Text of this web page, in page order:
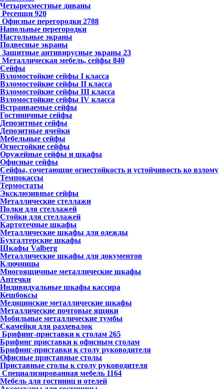
Четырехместные диваны
Ресепшн 920
Офисные перегородки 2788
Напольные перегородки
Настольные экраны
Подвесные экраны
Защитные антивирусные экраны 23
Металлическая мебель, сейфы 840
Сейфы
Взломостойкие сейфы I класса
Взломостойкие сейфы II класса
Взломостойкие сейфы III класса
Взломостойкие сейфы IV класса
Встраиваемые сейфы
Гостиничные сейфы
Депозитные сейфы
Депозитные ячейки
Мебельные сейфы
Огнестойкие сейфы
Оружейные сейфы и шкафы
Офисные сейфы
Сейфы, сочетающие огнестойкость и устойчивость ко взлому
Темпокассы
Термостаты
Эксклюзивные сейфы
Металлические стеллажи
Полки для стеллажей
Стойки для стеллажей
Картотечные шкафы
Металлические шкафы для одежды
Бухгалтерские шкафы
Шкафы Valberg
Металлические шкафы для документов
Ключницы
Многоящичные металлические шкафы
Аптечки
Индивидуальные шкафы кассира
Кешбоксы
Медицинские металлические шкафы
Металлические почтовые ящики
Мобильные металлические тумбы
Скамейки для раздевалок
Брифинг-приставки к столам 265
Брифинг приставки к офисным столам
Брифинг-приставки к столу руководителя
Офисные приставные столы
Приставные столы к столу руководителя
Специализированная мебель 1164
Мебель для гостиниц и отелей